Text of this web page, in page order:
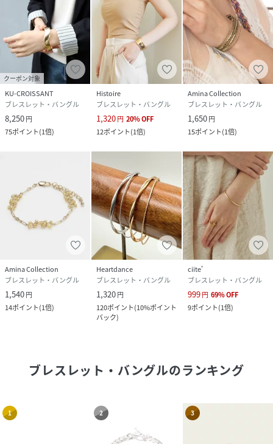
クーポン対象
KU-CROISSANT
ブレスレット・バングル
8,250円
75ポイント(1倍)
Histoire
ブレスレット・バングル
1,320円 20%OFF
12ポイント(1倍)
Amina Collection
ブレスレット・バングル
1,650円
15ポイント(1倍)
Amina Collection
ブレスレット・バングル
1,540円
14ポイント(1倍)
Heartdance
ブレスレット・バングル
1,320円
120ポイント(10%ポイント
バック)
ciite'
ブレスレット・バングル
999円 69%OFF
9ポイント(1倍)
ブレスレット・バングルのランキング
1 2 3